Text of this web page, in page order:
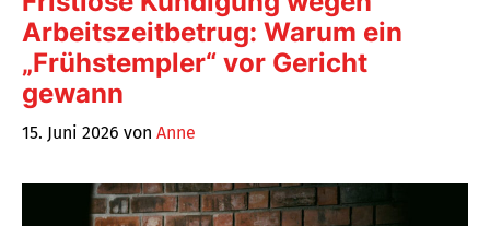
Arbeitszeitbetrug: Warum ein
„Frühstempler“ vor Gericht
gewann
15. Juni 2026 von Anne